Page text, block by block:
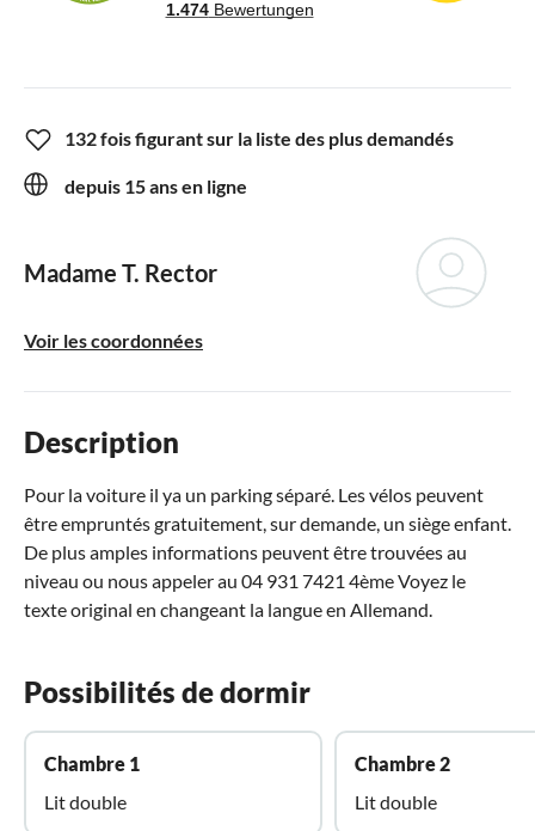
132 fois figurant sur la liste des plus demandés
depuis 15 ans en ligne
Madame T. Rector
Voir les coordonnées
Description
Pour la voiture il ya un parking séparé. Les vélos peuvent
être empruntés gratuitement, sur demande, un siège enfant.
De plus amples informations peuvent être trouvées au
niveau ou nous appeler au 04 931 7421 4ème Voyez le
texte original en changeant la langue en Allemand.
Possibilités de dormir
Chambre 1
Lit double
Chambre 2
Lit double